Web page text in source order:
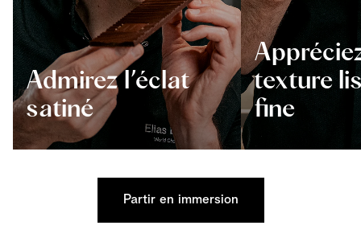
Admirez l’éclat
satiné
texture
fine
Partir en immersion